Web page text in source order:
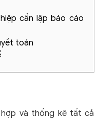
cần lập báo cáo
toán
và thống kê tất cả